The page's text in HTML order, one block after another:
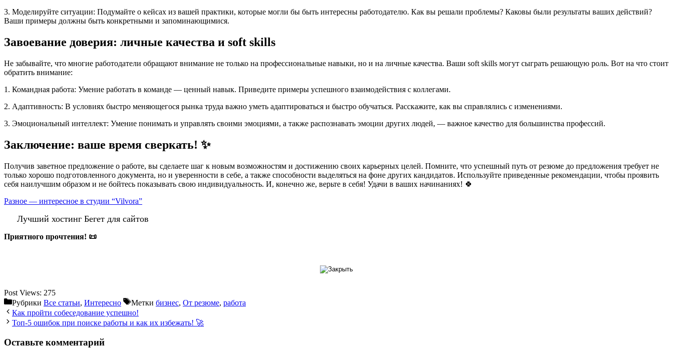
3. Моделируйте ситуации: Подумайте о кейсах из вашей практики, которые могли бы быть интересны работодателю. Как вы решали проблемы? Каковы были результаты ваших действий?
Ваши примеры должны быть конкретными и запоминающимися.
Завоевание доверия: личные качества и soft skills
Не забывайте, что многие работодатели обращают внимание не только на профессиональные навыки, но и на личные качества. Ваши soft skills могут сыграть решающую роль. Вот на что стоит
обратить внимание:
1. Командная работа: Умение работать в команде — ценный навык. Приведите примеры успешного взаимодействия с коллегами.
2. Адаптивность: В условиях быстро меняющегося рынка труда важно уметь адаптироваться и быстро обучаться. Расскажите, как вы справлялись с изменениями.
3. Эмоциональный интеллект: Умение понимать и управлять своими эмоциями, а также распознавать эмоции других людей, — важное качество для большинства профессий.
Заключение: ваше время сверкать! ✨
Получив заветное предложение о работе, вы сделаете шаг к новым возможностям и достижению своих карьерных целей. Помните, что успешный путь от резюме до предложения требует не
только хорошо подготовленного документа, но и уверенности в себе, а также способности выделяться на фоне других кандидатов. Используйте приведенные рекомендации, чтобы проявить
себя наилучшим образом и не бойтесь показывать свою индивидуальность. И, конечно же, верьте в себя! Удачи в ваших начинаниях! 🍀
Разное — интересное в студии “Vilvora”
Лучший хостинг Бегет для сайтов
Приятного прочтения! 📜
Post Views: 275
Рубрики Все статьи, Интересно Метки бизнес, От резюме, работа
Как пройти собеседование успешно!
Топ-5 ошибок при поиске работы и как их избежать! 🚀
Оставьте комментарий